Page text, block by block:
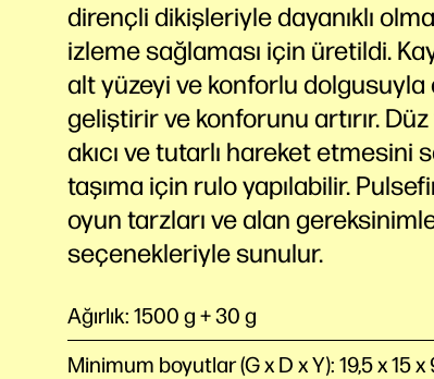
dirençli dikişleriyle dayanıklı
izleme sağlaması için üretildi.
alt yüzeyi ve konforlu dolgusuyla
geliştirir ve konforunu artırır.
akıcı ve tutarlı hareket etmesini
taşıma için rulo yapılabilir.
oyun tarzları ve alan
seçenekleriyle sunulur.
Ağırlık: 1500 g + 30 g
Minimum boyutlar (G x D x Y): 19,5 x 15 x